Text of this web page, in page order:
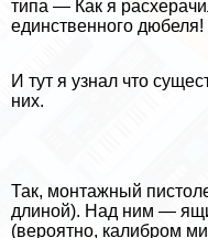
типа — Как я
единственного дюбеля!
И тут я узнал что
них.
Так, монтажный
длиной). Над ним —
(вероятно, калибром